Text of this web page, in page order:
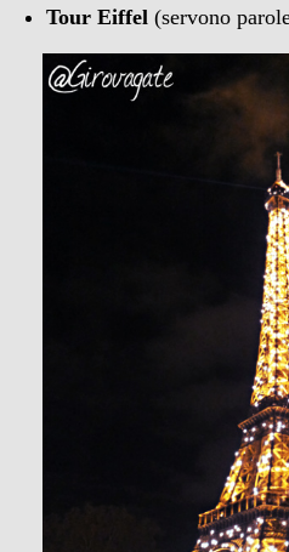
Tour Eiffel(servono